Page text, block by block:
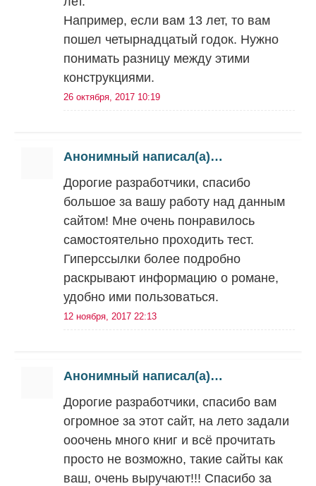
Например, если вам 13 лет, то вам
пошел четырнадцатый годок. Нужно
понимать разницу между этими
конструкциями.
26 октября, 2017 10:19
Анонимный написал(а)…
Дорогие разработчики, спасибо
большое за вашу работу над данным
сайтом! Мне очень понравилось
самостоятельно проходить тест.
Гиперссылки более подробно
раскрывают информацию о романе,
удобно ими пользоваться.
12 ноября, 2017 22:13
Анонимный написал(а)…
Дорогие разработчики, спасибо вам
огромное за этот сайт, на лето задали
ооочень много книг и всё прочитать
просто не возможно, такие сайты как
ваш, очень выручают!!! Спасибо за